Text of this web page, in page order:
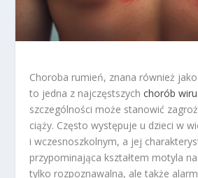
Choroba rumień, znana również
to jedna z najczęstszychchorób
szczególności może stanowić
ciąży. Często występuje u dzieci w
i wczesnoszkolnym, a jej
przypominająca kształtem motyla
tylko rozpoznawalna, ale także